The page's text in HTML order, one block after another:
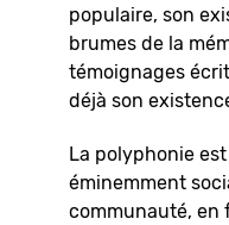
populaire, son
brumes de la
témoignages
déjà son
La polyphonie
éminemment
communauté, en